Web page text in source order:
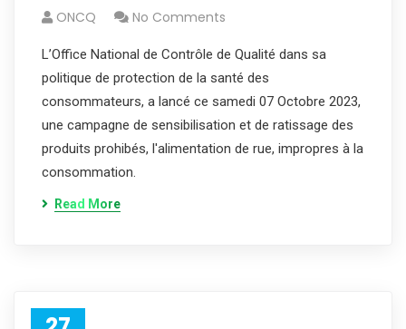
ONCQ No Comments
L’Office National de Contrôle de Qualité dans sa
politique de protection de la santé des
consommateurs, a lancé ce samedi 07 Octobre 2023,
une campagne de sensibilisation et de ratissage des
produits prohibés, l'alimentation de rue, impropres à la
consommation.
Read More